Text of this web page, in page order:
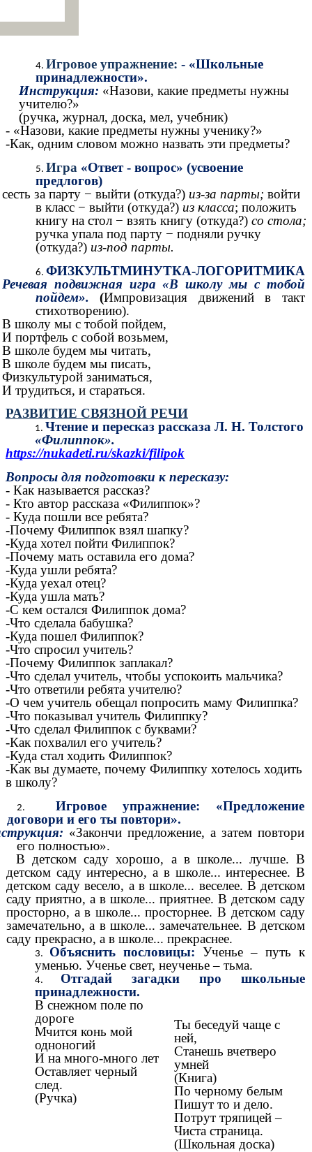
Игровое упражнение: - «Школьные
принадлежности».
Инструкция: «Назови, какие предметы нужны
учителю?»
(ручка, журнал, доска, мел, учебник)
- «Назови, какие предметы нужны ученику?»
-Как, одним словом можно назвать эти предметы?
Игра «Ответ - вопрос» (усвоение
предлогов)
сесть за парту − выйти (откуда?) из-за парты; войти
в класс − выйти (откуда?) из класса; положить
книгу на стол − взять книгу (откуда?) со стола;
ручка упала под парту − подняли ручку
(откуда?) из-под парты.
ФИЗКУЛЬТМИНУТКА-ЛОГОРИТМИКА
Речевая подвижная игра «В школу мы с тобой
пойдем».
(Импровизация движений в такт
стихотворению).
В школу мы с тобой пойдем,
И портфель с собой возьмем,
В школе будем мы читать,
В школе будем мы писать,
Физкультурой заниматься,
И трудиться, и стараться.
РАЗВИТИЕ СВЯЗНОЙ РЕЧИ
Чтение и пересказ рассказа Л. Н. Толстого
«Филиппок».
https://nukadeti.ru/skazki/filipok
Вопросы для подготовки к пересказу:
- Как называется рассказ?
- Кто автор рассказа «Филиппок»?
- Куда пошли все ребята?
-Почему Филиппок взял шапку?
-Куда хотел пойти Филиппок?
-Почему мать оставила его дома?
-Куда ушли ребята?
-Куда уехал отец?
-Куда ушла мать?
-С кем остался Филиппок дома?
-Что сделала бабушка?
-Куда пошел Филиппок?
-Что спросил учитель?
-Почему Филиппок заплакал?
-Что сделал учитель, чтобы успокоить мальчика?
-Что ответили ребята учителю?
-О чем учитель обещал попросить маму Филиппка?
-Что показывал учитель Филиппку?
-Что сделал Филиппок с буквами?
-Как похвалил его учитель?
-Куда стал ходить Филиппок?
-Как вы думаете, почему Филиппку хотелось ходить
в школу?
Игровое упражнение: «Предложение
договори и его ты повтори».
«Закончи предложение, а затем повтори
его полностью».
В детском саду хорошо, а в школе... лучше. В
детском саду интересно, а в школе... интереснее. В
детском саду весело, а в школе... веселее. В детском
саду приятно, а в школе... приятнее. В детском саду
просторно, а в школе... просторнее. В детском саду
замечательно, а в школе... замечательнее. В детском
саду прекрасно, а в школе... прекраснее.
Объяснить пословицы: Ученье – путь к
уменью. Ученье свет, неученье – тьма.
Отгадай загадки про школьные
принадлежности.
В снежном поле по
дороге
Мчится конь мой
одноногий
И на много-много лет
Оставляет черный
след.
(Ручка)
Ты беседуй чаще с
ней,
Станешь вчетверо
умней
(Книга)
По черному белым
Пишут то и дело.
Потрут тряпицей –
Чиста страница.
(Школьная доска)